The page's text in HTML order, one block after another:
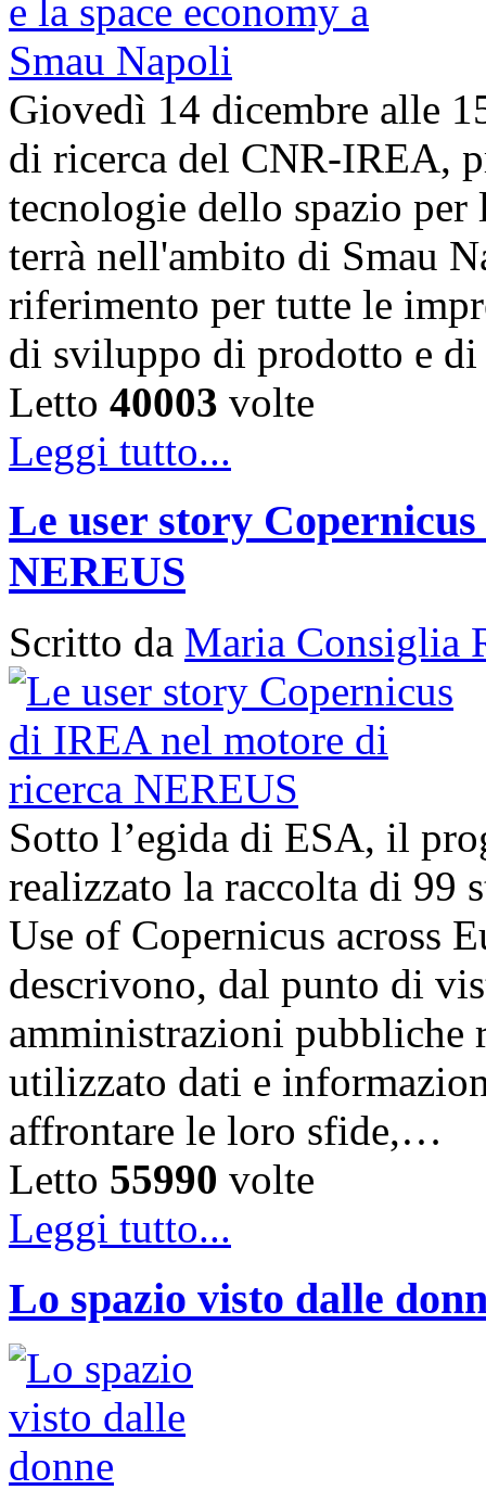
Giovedì 14 dicembre alle
di ricerca del CNR-IREA,
tecnologie dello spazio per
terrà nell'ambito di Smau
riferimento per tutte le
di sviluppo di prodotto e
Letto 40003 volte
Leggi tutto...
Le user story
NEREUS
Scritto da Maria Consiglia
Sotto l’egida di ESA, il
realizzato la raccolta di 99
Use of Copernicus across
descrivono, dal punto di
amministrazioni pubbliche
utilizzato dati e
affrontare le loro sfide,…
Letto 55990 volte
Leggi tutto...
Lo spazio visto dalle